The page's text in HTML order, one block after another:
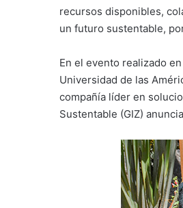
recursos disponibles,
un futuro sustentable,
En el evento realizado
Universidad de las
compañía líder en
Sustentable (GIZ)